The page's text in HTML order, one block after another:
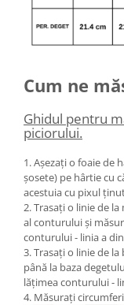
Cum ne
Ghidul pentru
piciorului.
1. Așezați o foaie de
șosete) pe hârtie cu
acestuia cu pixul
2. Trasați o linie de
al conturului și
conturului - linia a
3. Trasați o linie de
până la baza
lățimea conturului -
4. Măsurați